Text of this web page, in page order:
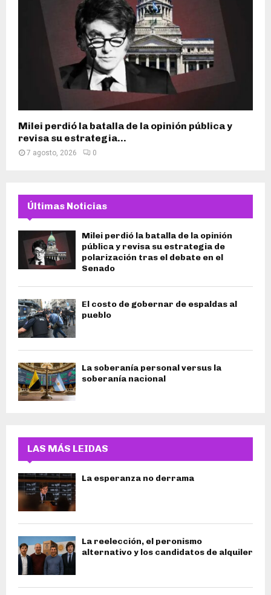
Milei perdió la batalla de la opinión pública y
revisa su estrategia...
7 agosto, 2026 0
Últimas Noticias
Milei perdió la batalla de la opinión
pública y revisa su estrategia de
polarización tras el debate en el
Senado
El costo de gobernar de espaldas al
pueblo
La soberanía personal versus la
soberanía nacional
LAS MÁS LEIDAS
La esperanza no derrama
La reelección, el peronismo
alternativo y los candidatos de alquiler